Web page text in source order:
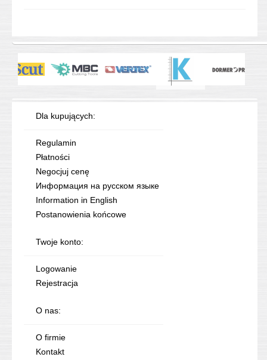
Dla kupujących:
Regulamin
Płatności
Negocjuj cenę
Информация на русском языке
Information in English
Postanowienia końcowe
Twoje konto:
Logowanie
Rejestracja
O nas:
O firmie
Kontakt